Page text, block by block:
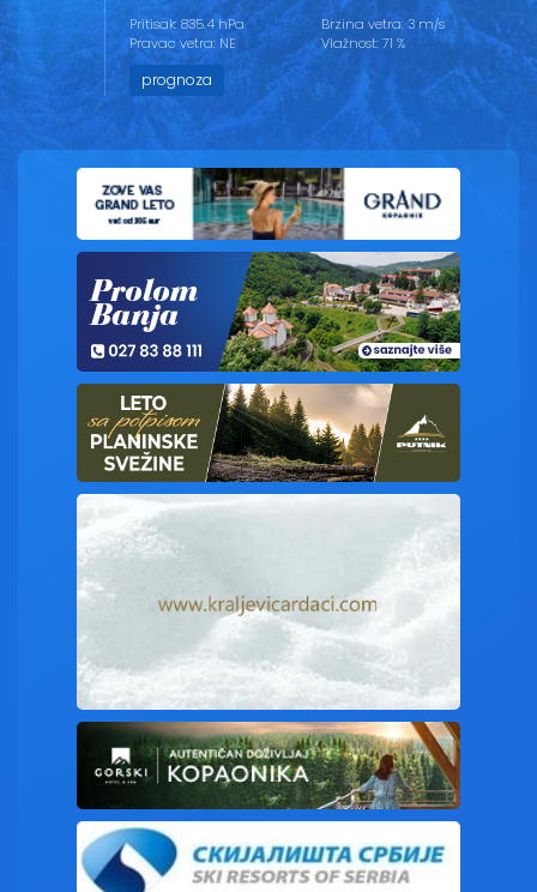
Pritisak: 835.4 hPa
Pravac vetra: NE
Brzina vetra: 3 m/s
Vlažnost: 71 %
prognoza